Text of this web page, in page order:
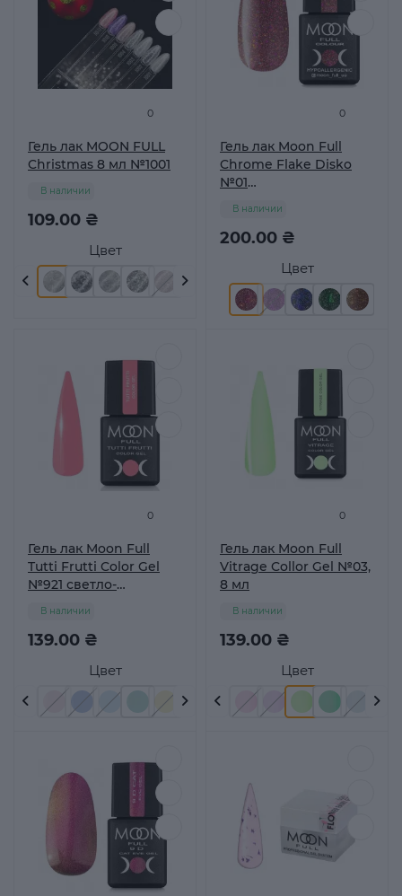
0
Гель лак MOON FULL
Christmas 8 мл №1001
Цвет
109.00 ₴
В наличии
0
Гель лак Moon Full
Chrome Flake Disko
№01
Цвет
200.00 ₴
В наличии
0
Гель лак Moon Full
Tutti Frutti Color Gel
№921 светло-
Цвет
139.00 ₴
В наличии
0
Гель лак Moon Full
Vitrage Collor Gel №03,
8 мл
Цвет
139.00 ₴
В наличии